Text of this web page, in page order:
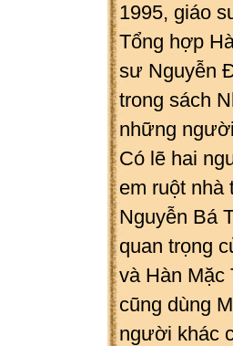
1995, giáo
Tổng hợp
sư Nguyễn
trong sách
những
Có lẽ hai
em ruột nhà
Nguyễn Bá
quan trọng
và Hàn Mặc
cũng dùng
người khác